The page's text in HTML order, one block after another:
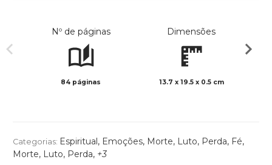
Nº de páginas
84 páginas
Dimensões
13.7 x 19.5 x 0.5 cm
Categorias: Espiritual, Emoções, Morte, Luto, Perda, Fé,
Morte, Luto, Perda, +3